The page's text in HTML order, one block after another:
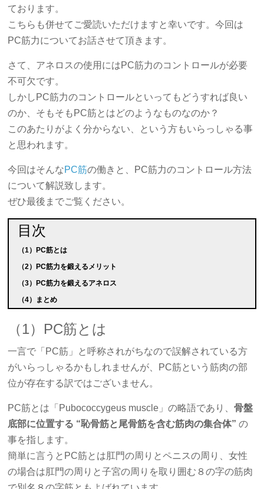
ております。
こちらも併せてご愛読いただけますと幸いです。今回は
PC筋力についてお話させて頂きます。
さて、アネロスの使用にはPC筋力のコントロールが必要
不可欠です。
しかしPC筋力のコントロールといってもどうすれば良い
のか、そもそもPC筋とはどのようなものなのか？
このあたりがよく分からない、という方もいらっしゃる事
と思われます。
今回はそんなPC筋の働きと、PC筋力のコントロール方法
について解説致します。
ぜひ最後までご覧ください。
目次
（1）PC筋とは
（2）PC筋力を鍛えるメリット
（3）PC筋力を鍛えるアネロス
（4）まとめ
（1）PC筋とは
一言で「PC筋」と呼称されがちなので誤解されている方
がいらっしゃるかもしれませんが、PC筋という筋肉の部
位が存在する訳ではございません。
PC筋とは「Pubococcygeus muscle」の略語であり、骨盤
底部に位置する “恥骨筋と尾骨筋を含む筋肉の集合体” の
事を指します。
簡単に言うとPC筋とは肛門の周りとペニスの周り、女性
の場合は肛門の周りと子宮の周りを取り囲む８の字の筋肉